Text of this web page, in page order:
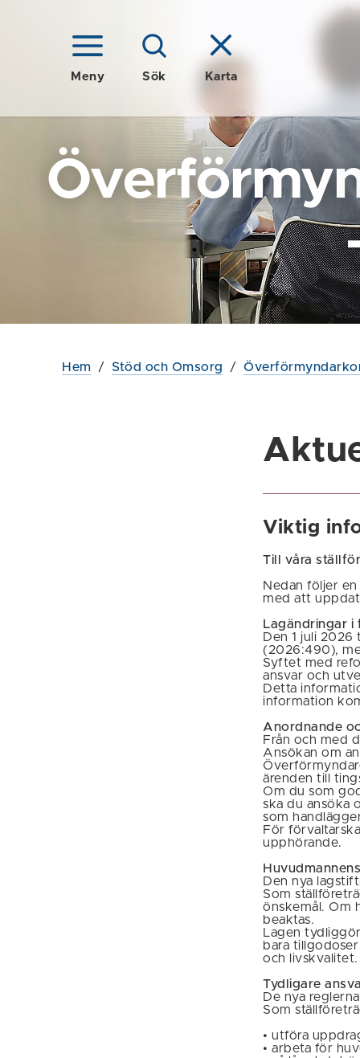
Meny Sök Karta
Hem / Stöd och Omsorg /
Viktig
Till våra
Nedan följer
med att
Lagändringar i
Den 1 juli
(2026:490),
Syftet med
ansvar och
Detta
information
Anordnande
Från och med
Ansökan om
ärenden till
Om du som
ska du ansöka
som
För
upphörande.
Den nya
Som
önskemål. Om
beaktas.
Lagen
bara
och livskvalitet.
Tydligare
De nya
Som
• utföra
• arbeta för